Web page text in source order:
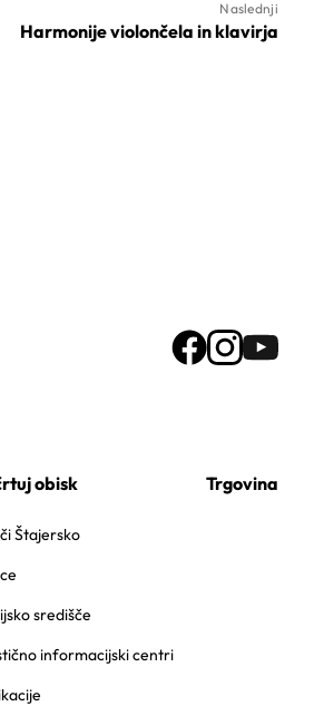
Naslednji
Harmonije violončela in klavirja
obisk
Štajersko
središče
informacijski centri
Trgovina